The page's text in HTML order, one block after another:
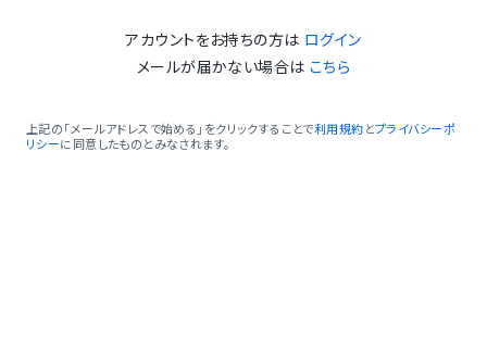
アカウントをお持ちの方は ログイン
メールが届かない場合は こちら
上記の「メールアドレスで始める」をクリックすることで利用規約 とプライバシーポ
リシーに同意したものとみなされます。